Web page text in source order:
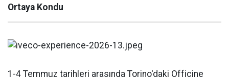
Ortaya Kondu
1-4 Temmuz tarihleri arasında Torino'daki Officine